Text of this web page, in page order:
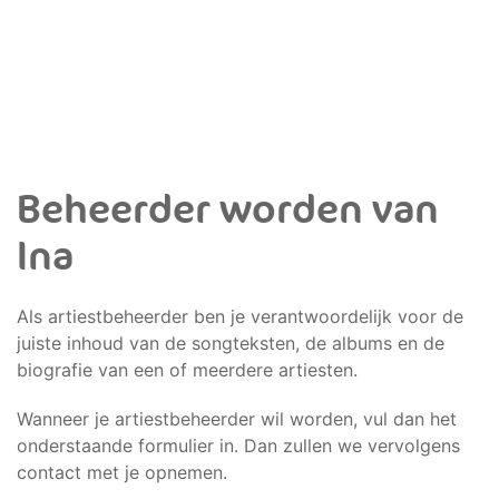
Beheerder worden van
Ina
Als artiestbeheerder ben je verantwoordelijk voor de
juiste inhoud van de songteksten, de albums en de
biografie van een of meerdere artiesten.
Wanneer je artiestbeheerder wil worden, vul dan het
onderstaande formulier in. Dan zullen we vervolgens
contact met je opnemen.